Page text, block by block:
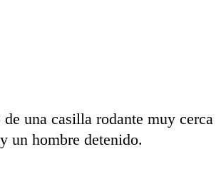
de una casilla rodante muy cerca
un hombre detenido.